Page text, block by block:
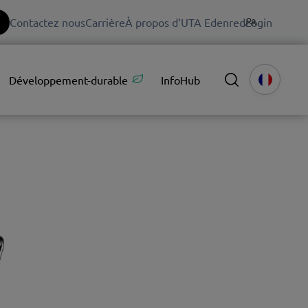
Contactez nousCarrièreÀ propos d’UTA EdenredLogin
Développement-durable InfoHub